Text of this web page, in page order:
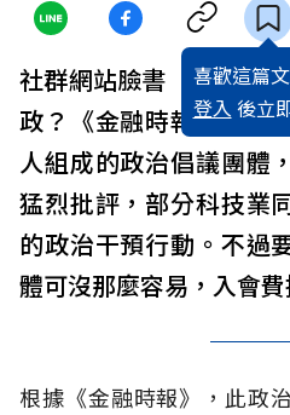
喜歡這篇
登入 後立
社群網站臉書（
政？《金融時報》報導
人組成的政治倡議團體
猛烈批評，部分科技業
的政治干預行動。不過
體可沒那麼容易，入會
根據《金融時報》，此政